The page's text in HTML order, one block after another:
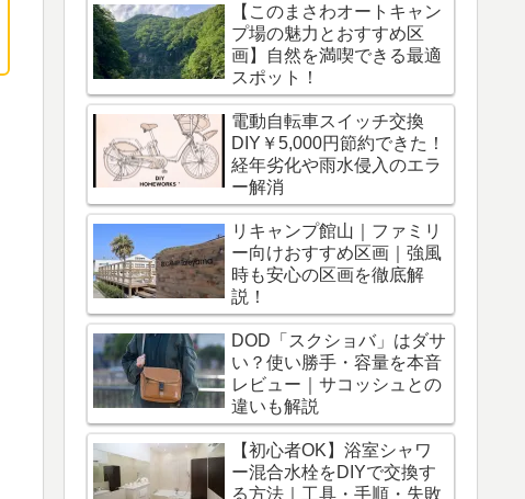
【このまさわオートキャン
プ場の魅力とおすすめ区
画】自然を満喫できる最適
スポット！
電動自転車スイッチ交換
DIY￥5,000円節約できた！
経年劣化や雨水侵入のエラ
ー解消
リキャンプ館山｜ファミリ
ー向けおすすめ区画｜強風
時も安心の区画を徹底解
説！
DOD「スクショバ」はダサ
い？使い勝手・容量を本音
レビュー｜サコッシュとの
違いも解説
【初心者OK】浴室シャワ
ー混合水栓をDIYで交換す
る方法｜工具・手順・失敗